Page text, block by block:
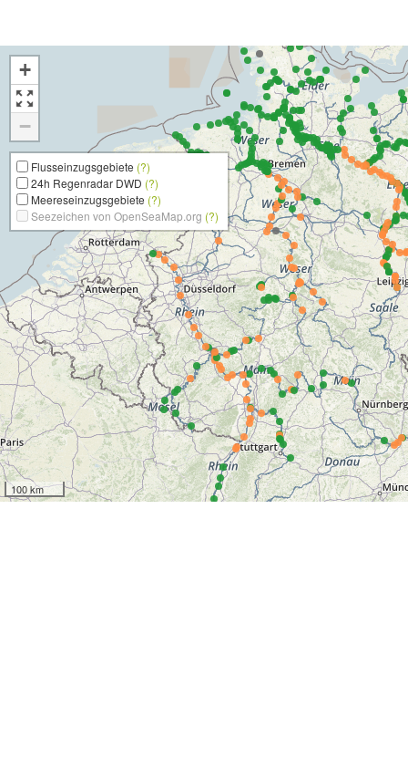
+
−
Flusseinzugsgebiete (?)
24h Regenradar DWD (?)
Meereseinzugsgebiete (?)
Seezeichen von OpenSeaMap.org (?)
100 km